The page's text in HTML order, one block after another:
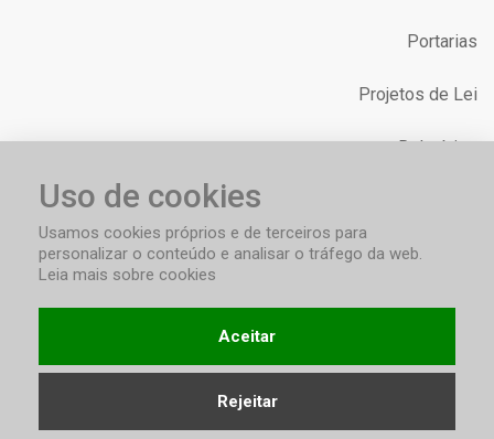
Portarias
Projetos de Lei
Relatórios
Preta/RS
Uso de cookies
Usamos cookies próprios e de terceiros para
personalizar o conteúdo e analisar o tráfego da web.
Leia mais sobre cookies
Aceitar
Rejeitar